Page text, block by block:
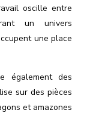
oscille entre
un univers
une place
également des
sur des pièces
et amazones